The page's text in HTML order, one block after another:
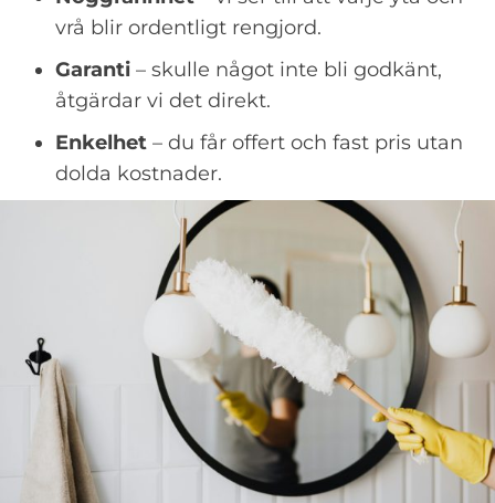
vrå blir ordentligt rengjord.
Garanti – skulle något inte bli godkänt,
åtgärdar vi det direkt.
Enkelhet – du får offert och fast pris utan
dolda kostnader.